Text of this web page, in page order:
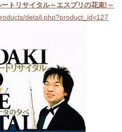
トリサイタル～エスプリの花束!～
detail.php?product_id=127